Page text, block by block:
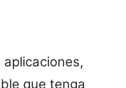
que tenga